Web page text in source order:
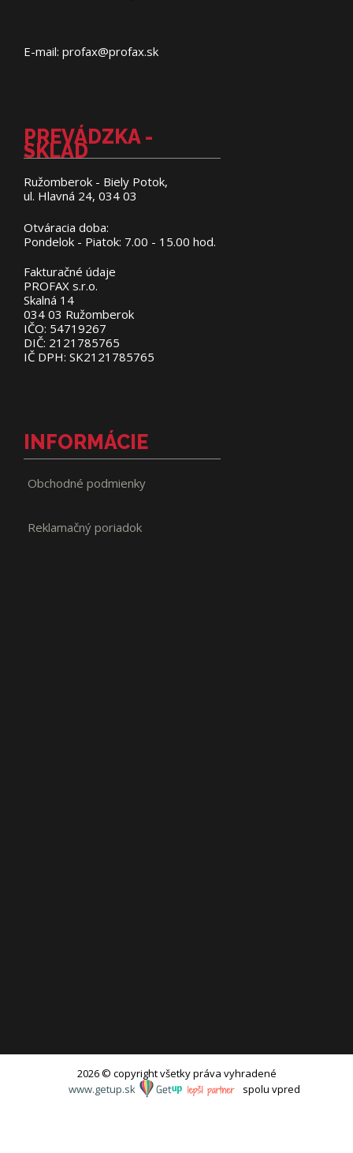
E-mail: profax@profax.sk
PREVÁDZKA -
SKLAD
Ružomberok - Biely Potok,
ul. Hlavná 24, 034 03
Otváracia doba:
Pondelok - Piatok: 7.00 - 15.00 hod.
Fakturačné údaje
PROFAX s.r.o.
Skalná 14
034 03 Ružomberok
IČO: 54719267
DIČ: 2121785765
IČ DPH: SK2121785765
INFORMÁCIE
Obchodné podmienky
Reklamačný poriadok
2026 © copyright všetky práva vyhradené
www.getup.sk
spolu vpred